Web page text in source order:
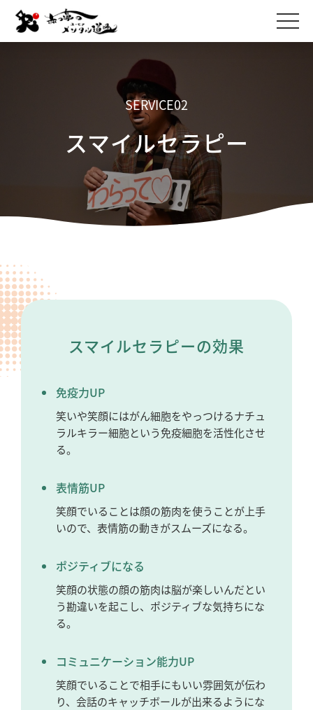
SERVICE02
スマイルセラピー
スマイルセラピーの効果
免疫力UP
笑いや笑顔にはがん細胞をやっつけるナチュ
ラルキラー細胞という免疫細胞を活性化させ
る。
表情筋UP
笑顔でいることは顔の筋肉を使うことが上手
いので、表情筋の動きがスムーズになる。
ポジティブになる
笑顔の状態の顔の筋肉は脳が楽しいんだとい
う勘違いを起こし、ポジティブな気持ちにな
る。
コミュニケーション能力UP
笑顔でいることで相手にもいい雰囲気が伝わ
り、会話のキャッチボールが出来るようにな